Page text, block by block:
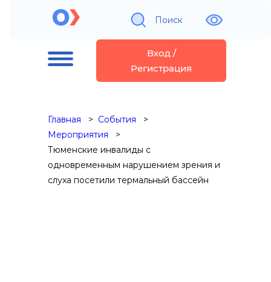
Поиск
Вход /
Регистрация
Главная
События
Мероприятия
Тюменские инвалиды с
одновременным нарушением зрения и
слуха посетили термальный бассейн